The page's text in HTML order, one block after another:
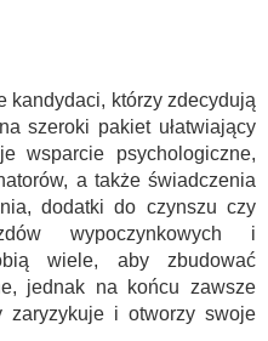
kandydaci, którzy zdecydują
szeroki pakiet ułatwiający
wsparcie psychologiczne,
a także świadczenia
dodatki do czynszu czy
wypoczynkowych i
wiele, aby zbudować
jednak na końcu zawsze
zaryzykuje i otworzy swoje